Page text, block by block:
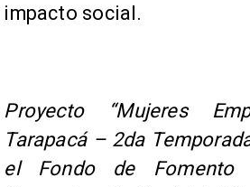
impacto social.
Proyecto “Mujeres
Tarapacá – 2da
el Fondo de Fomento